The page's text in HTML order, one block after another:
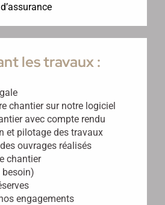
les travaux :
chantier sur notre logiciel
avec compte rendu
et pilotage des travaux
ouvrages réalisés
chantier
besoin)
engagements